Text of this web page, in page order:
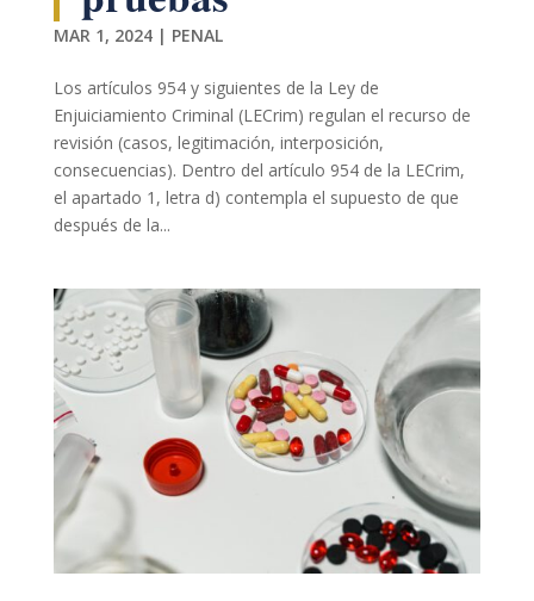
MAR 1, 2024| PENAL
Los artículos 954 y siguientes de la Ley de
Enjuiciamiento Criminal (LECrim) regulan el recurso de
revisión (casos, legitimación, interposición,
consecuencias). Dentro del artículo 954 de la LECrim,
el apartado 1, letra d) contempla el supuesto de que
después de la...
Marketing
intereses y
comportamiento
mientras visitas
nuestro sitio,
aumentas la
posibilidad de
ver contenido y